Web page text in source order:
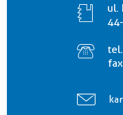
ul.